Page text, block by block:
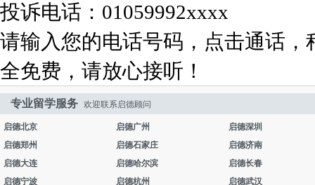
投诉电话：01059992xxxx
请输入您的电话号码，点击通话
全免费，请放心接听！
专业留学服务 欢迎联系启德顾问
启德北京 启德广州
启德深圳
启德郑州
启德石家庄
启德济南
启德大连
启德哈尔滨
启德长春
启德宁波
启德杭州
启德武汉